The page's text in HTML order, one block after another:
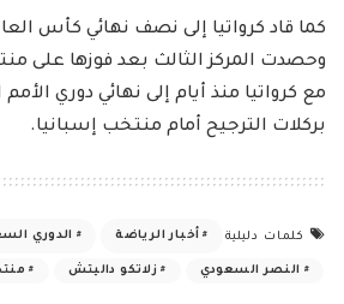
وحصدت المركز الثالث بعد فوزها على
مع كرواتيا منذ أيام إلى نهائي دوري
بركلات الترجيح أمام منتخب إسبانيا.
كلمات دليلية أخبار الرياضة الدوري
النصر السعودي زلاتكو داليتش